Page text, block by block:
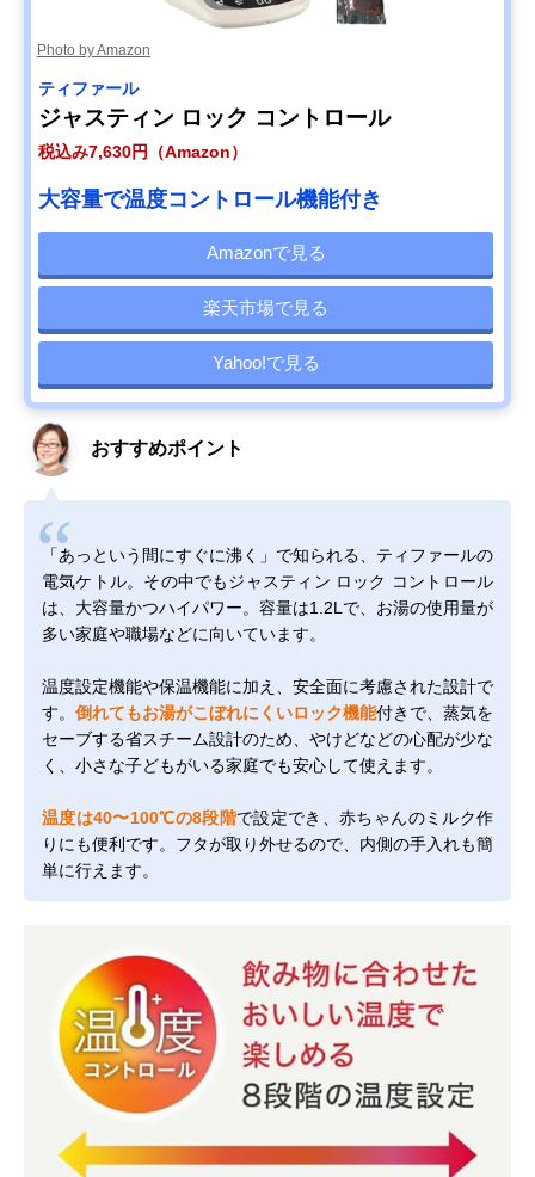
Photo by Amazon
ティファール
ジャスティン ロック コントロール
税込み7,630円（Amazon）
大容量で温度コントロール機能付き
Amazonで見る
楽天市場で見る
Yahoo!で見る
おすすめポイント
「あっという間にすぐに沸く」で知られる、ティファールの
電気ケトル。その中でもジャスティン ロック コントロール
は、大容量かつハイパワー。容量は1.2Lで、お湯の使用量が
多い家庭や職場などに向いています。
温度設定機能や保温機能に加え、安全面に考慮された設計で
す。 倒れてもお湯がこぼれにくいロック機能付きで、蒸気を
セーブする省スチーム設計のため、やけどなどの心配が少な
く、小さな子どもがいる家庭でも安心して使えます。
温度は40〜100℃の8段階で設定でき、赤ちゃんのミルク作
りにも便利です。フタが取り外せるので、内側の手入れも簡
単に行えます。